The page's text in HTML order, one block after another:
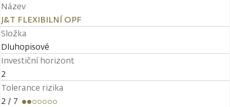
Název
J&T FLEXIBILNÍ OPF
Složka
Dluhopisové
Investiční horizont
2
Tolerance rizika
2 / 7